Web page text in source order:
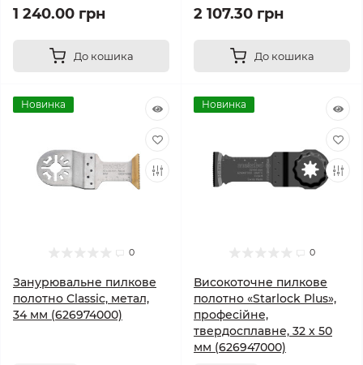
1 240.00 грн
До кошика
2 107.30 грн
До кошика
Новинка
0
Занурювальне пилкове
полотно Classic, метал,
34 мм (626974000)
Новинка
0
Високоточне пилкове
полотно «Starlock Plus»,
професійне,
твердосплавне, 32 x 50
мм (626947000)